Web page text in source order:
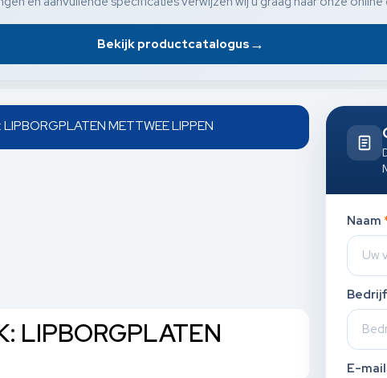
Bekijk productcatalogus →
METTWEE LIPPEN
LIPBORGPLATEN
Naam
Bedrijf
E-